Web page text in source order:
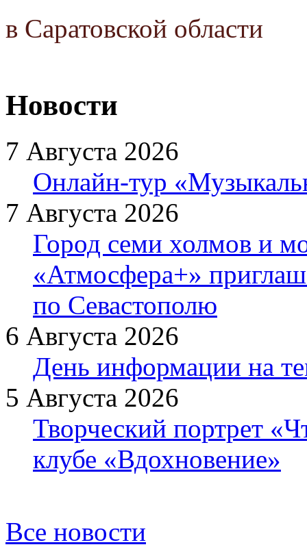
в Саратовской области
Новости
7 Августа 2026
Онлайн-тур
7 Августа 2026
Город семи холмов и
«Атмосфера+»
по Севастополю
6 Августа 2026
День информации на
5 Августа 2026
Творческий портрет
клубе «Вдохновение»
Все новости